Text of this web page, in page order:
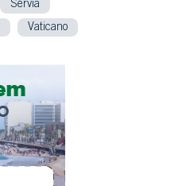
Sérvia
Vaticano